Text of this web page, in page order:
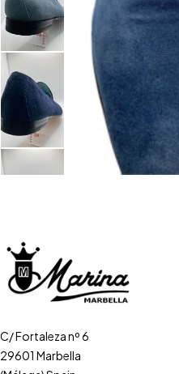
C/ Fortaleza nº 6
29601 Marbella